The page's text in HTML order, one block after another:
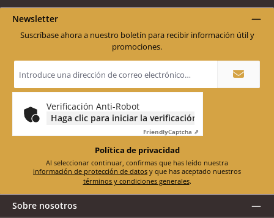
Newsletter
Suscríbase ahora a nuestro boletín para recibir información útil y
promociones.
de
correo
electrónico
Verificación Anti-Robot
Haga clic para iniciar la verificación
FriendlyCaptcha ⇗
Política de privacidad
información de protección de datos
términos y condiciones generales.
Sobre nosotros